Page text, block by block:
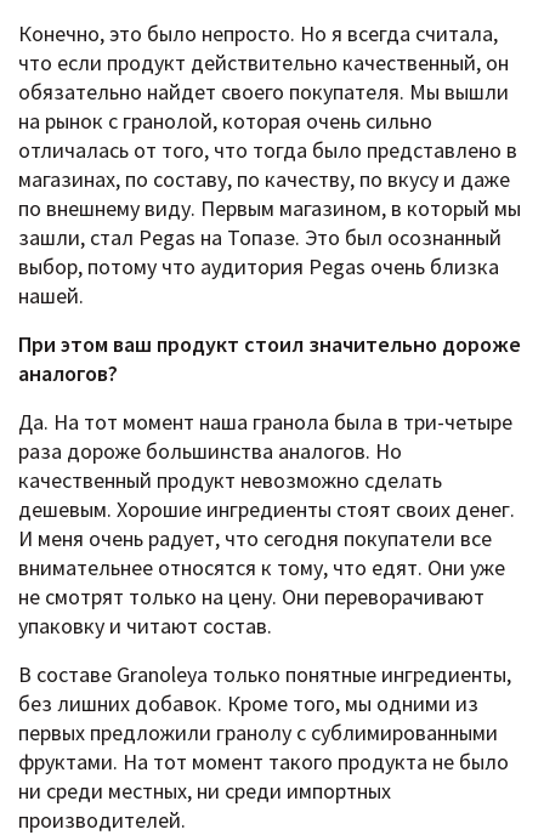
Конечно, это было непросто. Но я всегда считала,
что если продукт действительно качественный, он
обязательно найдет своего покупателя. Мы вышли
на рынок с гранолой, которая очень сильно
отличалась от того, что тогда было представлено в
магазинах, по составу, по качеству, по вкусу и даже
по внешнему виду. Первым магазином, в который мы
зашли, стал Pegas на Топазе. Это был осознанный
выбор, потому что аудитория Pegas очень близка
нашей.
При этом ваш продукт стоил значительно дороже
аналогов?
Да. На тот момент наша гранола была в три-четыре
раза дороже большинства аналогов. Но
качественный продукт невозможно сделать
дешевым. Хорошие ингредиенты стоят своих денег.
И меня очень радует, что сегодня покупатели все
внимательнее относятся к тому, что едят. Они уже
не смотрят только на цену. Они переворачивают
упаковку и читают состав.
В составе Granoleya только понятные ингредиенты,
без лишних добавок. Кроме того, мы одними из
первых предложили гранолу с сублимированными
фруктами. На тот момент такого продукта не было
ни среди местных, ни среди импортных
производителей.